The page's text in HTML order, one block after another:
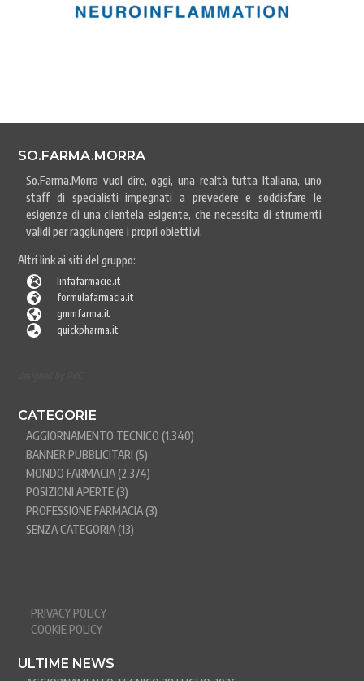
SO.FARMA.MORRA
So.Farma.Morra vuol dire, oggi, una realtà tutta Italiana, uno
staff di specialisti impegnati a prevedere e soddisfare le
esigenze di una clientela esigente, che necessita di strumenti
validi per raggiungere i propri obiettivi.
Altri link ai siti del gruppo:
 linfafarmacie.it
 formulafarmacia.it
 gmmfarma.it
 quickpharma.it
CATEGORIE
AGGIORNAMENTO TECNICO (1.340)
BANNER PUBBLICITARI (5)
MONDO FARMACIA(2.374)
POSIZIONI APERTE(3)
PROFESSIONE FARMACIA(3)
SENZA CATEGORIA(13)
PRIVACY POLICY
COOKIE POLICY
ULTIME NEWS